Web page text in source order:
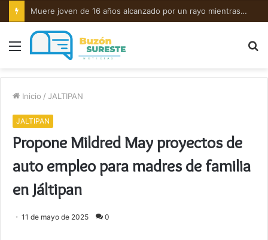
Muere joven de 16 años alcanzado por un rayo mientras pescaba en el río Coatzacoalcos, en Minatitlán
Menú
Inicio / JALTIPAN
JALTIPAN
Propone Mildred May proyectos de
auto empleo para madres de familia
en Jáltipan
11 de mayo de 2025 0